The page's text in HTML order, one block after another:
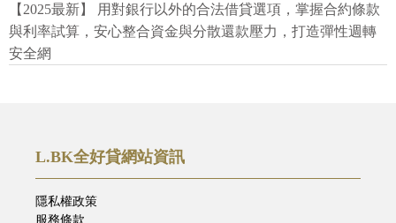
【2025最新】 用對銀行以外的合法借貸選項，掌握合約條款
與利率試算，安心整合資金與分散還款壓力，打造彈性週轉
安全網
L.BK全好貸網站資訊
隱私權政策
服務條款